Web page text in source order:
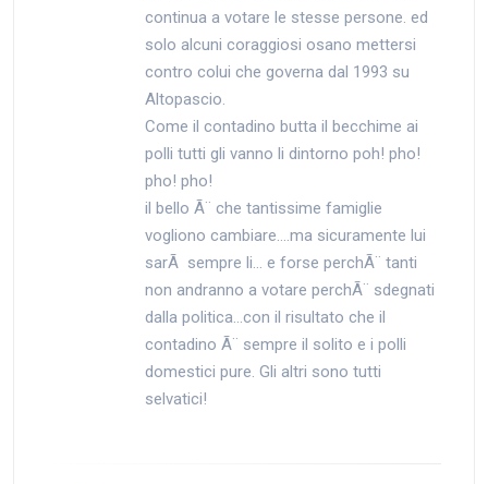
continua a votare le stesse persone. ed
solo alcuni coraggiosi osano mettersi
contro colui che governa dal 1993 su
Altopascio.
Come il contadino butta il becchime ai
polli tutti gli vanno li dintorno poh! pho!
pho! pho!
il bello Ã¨ che tantissime famiglie
vogliono cambiare….ma sicuramente lui
sarÃ sempre li… e forse perchÃ¨ tanti
non andranno a votare perchÃ¨ sdegnati
dalla politica…con il risultato che il
contadino Ã¨ sempre il solito e i polli
domestici pure. Gli altri sono tutti
selvatici!